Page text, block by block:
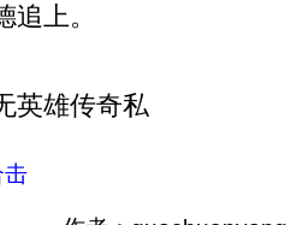
上。
英雄传奇私
击